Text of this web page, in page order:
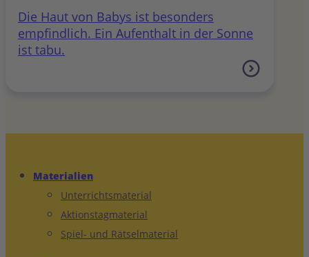
Die Haut von Babys ist besonders
empfindlich. Ein Aufenthalt in der Sonne
ist tabu.
Materialien
Unterrichtsmaterial
Aktionstagmaterial
Spiel- und Rätselmaterial